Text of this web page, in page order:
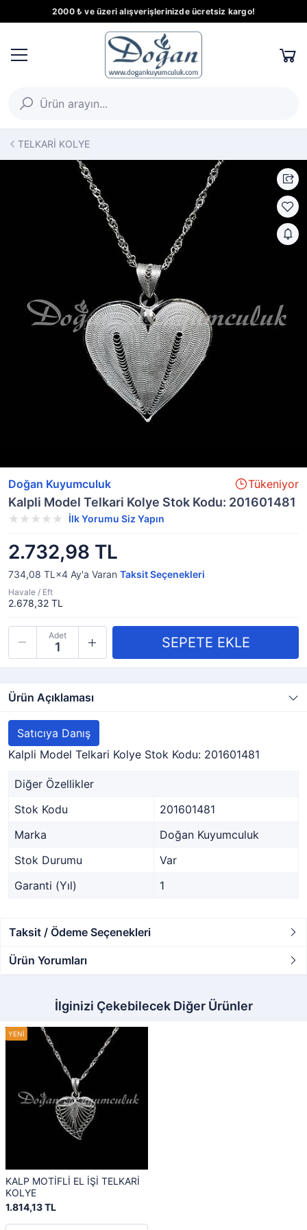
2000 ₺ ve üzeri alışverişlerinizde ücretsiz kargo!
TELKARİ KOLYE
Doğan Kuyumculuk Tükeniyor
Kalpli Model Telkari Kolye Stok Kodu: 201601481
İlk Yorumu Siz Yapın
2.732,98 TL
734,08 TL×4 Ay'a Varan Taksit Seçenekleri
Havale / Eft
2.678,32 TL
Adet
Ürün Açıklaması
Satıcıya Danış
Kalpli Model Telkari Kolye Stok Kodu: 201601481
Diğer Özellikler
Stok Kodu
201601481
Marka
Doğan Kuyumculuk
Stok Durumu
Var
Garanti (Yıl)
1
Taksit / Ödeme Seçenekleri
Ürün Yorumları
İlginizi Çekebilecek Diğer Ürünler
KALP MOTİFLİ EL İŞİ TELKARİ
KOLYE
1.814,13 TL